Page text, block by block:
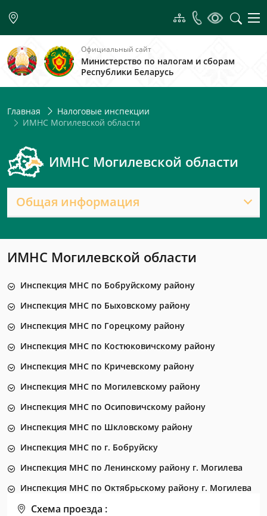
Официальный сайт
Министерство по налогам и сборам
Республики Беларусь
Главная
Налоговые инспекции
ИМНС Могилевской области
ИМНС Могилевской области
Общая информация
ИМНС Могилевской области
Инспекция МНС по Бобруйскому району
Инспекция МНС по Быховскому району
Инспекция МНС по Горецкому району
Инспекция МНС по Костюковичскому району
Инспекция МНС по Кричевскому району
Инспекция МНС по Могилевскому району
Инспекция МНС по Осиповичскому району
Инспекция МНС по Шкловскому району
Инспекция МНС по г. Бобруйску
Инспекция МНС по Ленинскому району г. Могилева
Инспекция МНС по Октябрьскому району г. Могилева
Схема проезда :